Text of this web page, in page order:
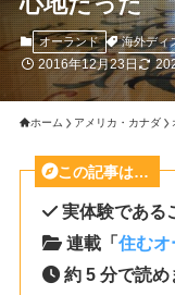
オーランド 海外ディ
2016年12月23日
ホーム アメリカ・カナダ
この記事は…
実体験である
連載「住むオ
約 5 分で読め